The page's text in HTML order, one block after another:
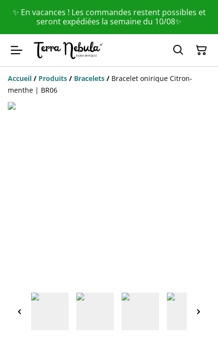
✨ En vacances ! Les commandes restent possibles et
seront expédiées la semaine du 10/08✨
Accueil / Produits / Bracelets / Bracelet onirique Citron-
menthe | BR06